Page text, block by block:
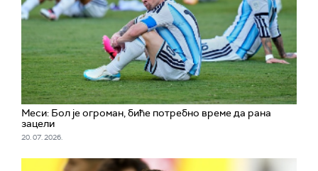
Меси: Бол је огроман, биће потребно време да рана
зацели
20. 07. 2026.